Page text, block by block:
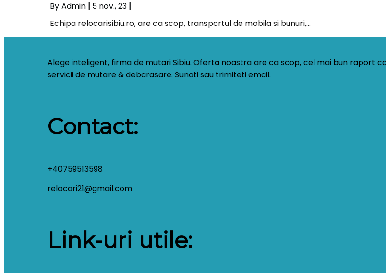
ByAdmin | 5 nov., 23 |
Echipa relocarisibiu.ro, are ca scop, transportul de mobila si bunuri,…
Alege inteligent, firma de mutari Sibiu. Oferta noastra are ca scop, cel mai bun raport
servicii de mutare & debarasare. Sunati sau trimiteti email.
Contact:
+40759513598
relocari21@gmail.com
Link-uri utile: